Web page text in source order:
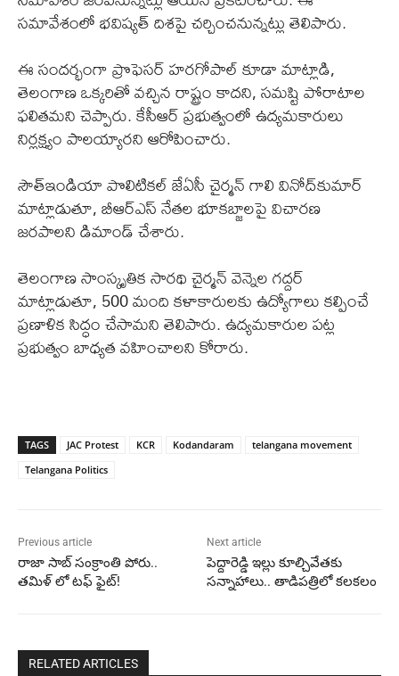
సమావేశంలో భవిష్యత్‌ దిశపై చర్చించనున్నట్లు తెలిపారు.
ఈ సందర్భంగా ప్రొఫెసర్ హరగోపాల్ కూడా మాట్లాడి,
తెలంగాణ ఒక్కరితో వచ్చిన రాష్ట్రం కాదని, సమష్టి పోరాటాల
ఫలితమని చెప్పారు. కేసీఆర్ ప్రభుత్వంలో ఉద్యమకారులు
నిర్లక్ష్యం పాలయ్యారని ఆరోపించారు.
సౌత్‌ఇండియా పొలిటికల్ జేఏసీ చైర్మన్ గాలి వినోద్‌కుమార్
మాట్లాడుతూ, బీఆర్ఎస్ నేతల భూకబ్జాలపై విచారణ
జరపాలని డిమాండ్ చేశారు.
తెలంగాణ సాంస్కృతిక సారథి చైర్మన్ వెన్నెల గద్దర్
మాట్లాడుతూ, 500 మంది కళాకారులకు ఉద్యోగాలు కల్పించే
ప్రణాళిక సిద్ధం చేసామని తెలిపారు. ఉద్యమకారుల పట్ల
ప్రభుత్వం బాధ్యత వహించాలని కోరారు.
TAGS JAC Protest KCR Kodandaram
telangana movement
Telangana Politics
Previous article
రాజా సాబ్ సంక్రాంతి పోరు..
తమిళ్ లో టఫ్ ఫైట్!
Next article
పెద్దారెడ్డి ఇల్లు కూల్చివేతకు
సన్నాహాలు.. తాడిపత్రిలో కలకలం
RELATED ARTICLES